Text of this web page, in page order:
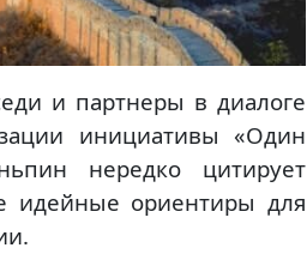
и партнеры в диалоге
инициативы «Один
нередко цитирует
идейные ориентиры для